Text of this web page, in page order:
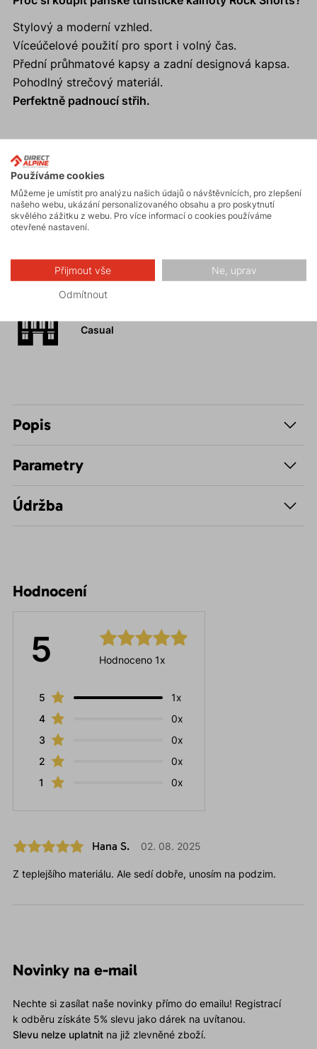
Stylový a moderní vzhled.
Víceúčelové použití pro sport i volný čas.
Přední průhmatové kapsy a zadní designová kapsa.
Pohodlný strečový materiál.
Perfektně padnoucí střih.
Aktivity
Turistika
Skalní lezení a
ferraty
Casual
Popis
Parametry
Údržba
Hodnocení
5 Hodnoceno 1x
5
1x
4
0x
3
0x
2
0x
1
0x
Hana S. 02. 08. 2025
Z teplejšího materiálu. Ale sedí dobře, unosím na podzim.
Novinky na e-mail
Nechte si zasílat naše novinky přímo do emailu! Registrací
k odběru získáte 5% slevu jako dárek na uvítanou.
Slevu nelze uplatnitna již zlevněné zboží.
Používáme cookies
Můžeme je umístit pro analýzu našich údajů o návštěvnících, pro zlepšení
našeho webu, ukázání personalizovaného obsahu a pro poskytnutí
skvělého zážitku z webu. Pro více informací o cookies používáme
otevřené nastavení.
Přijmout vše Ne, uprav
Odmítnout